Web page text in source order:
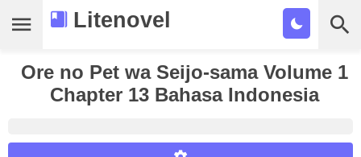
Litenovel
Daftar Novel
Tamat
Ore no Pet wa Seijo-sama Volume 1
Chapter 13 Bahasa Indonesia